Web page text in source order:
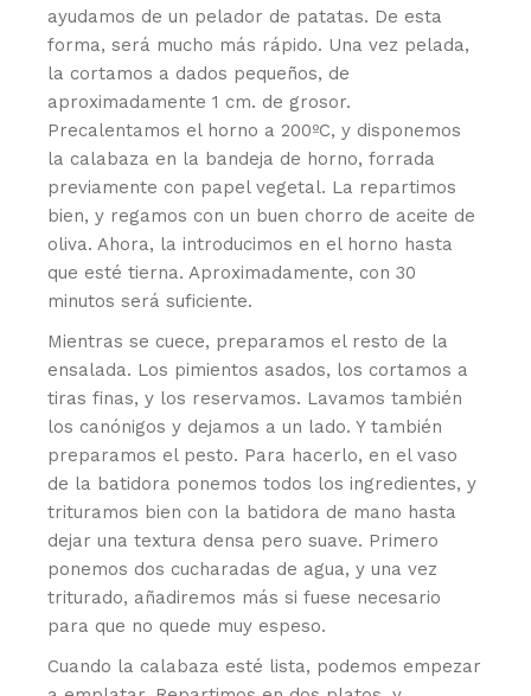
ayudamos de un pelador de patatas. De esta
forma, será mucho más rápido. Una vez pelada,
la cortamos a dados pequeños, de
aproximadamente 1 cm. de grosor.
Precalentamos el horno a 200ºC, y disponemos
la calabaza en la bandeja de horno, forrada
previamente con papel vegetal. La repartimos
bien, y regamos con un buen chorro de aceite de
oliva. Ahora, la introducimos en el horno hasta
que esté tierna. Aproximadamente, con 30
minutos será suficiente.
Mientras se cuece, preparamos el resto de la
ensalada. Los pimientos asados, los cortamos a
tiras finas, y los reservamos. Lavamos también
los canónigos y dejamos a un lado. Y también
preparamos el pesto. Para hacerlo, en el vaso
de la batidora ponemos todos los ingredientes, y
trituramos bien con la batidora de mano hasta
dejar una textura densa pero suave. Primero
ponemos dos cucharadas de agua, y una vez
triturado, añadiremos más si fuese necesario
para que no quede muy espeso.
Cuando la calabaza esté lista, podemos empezar